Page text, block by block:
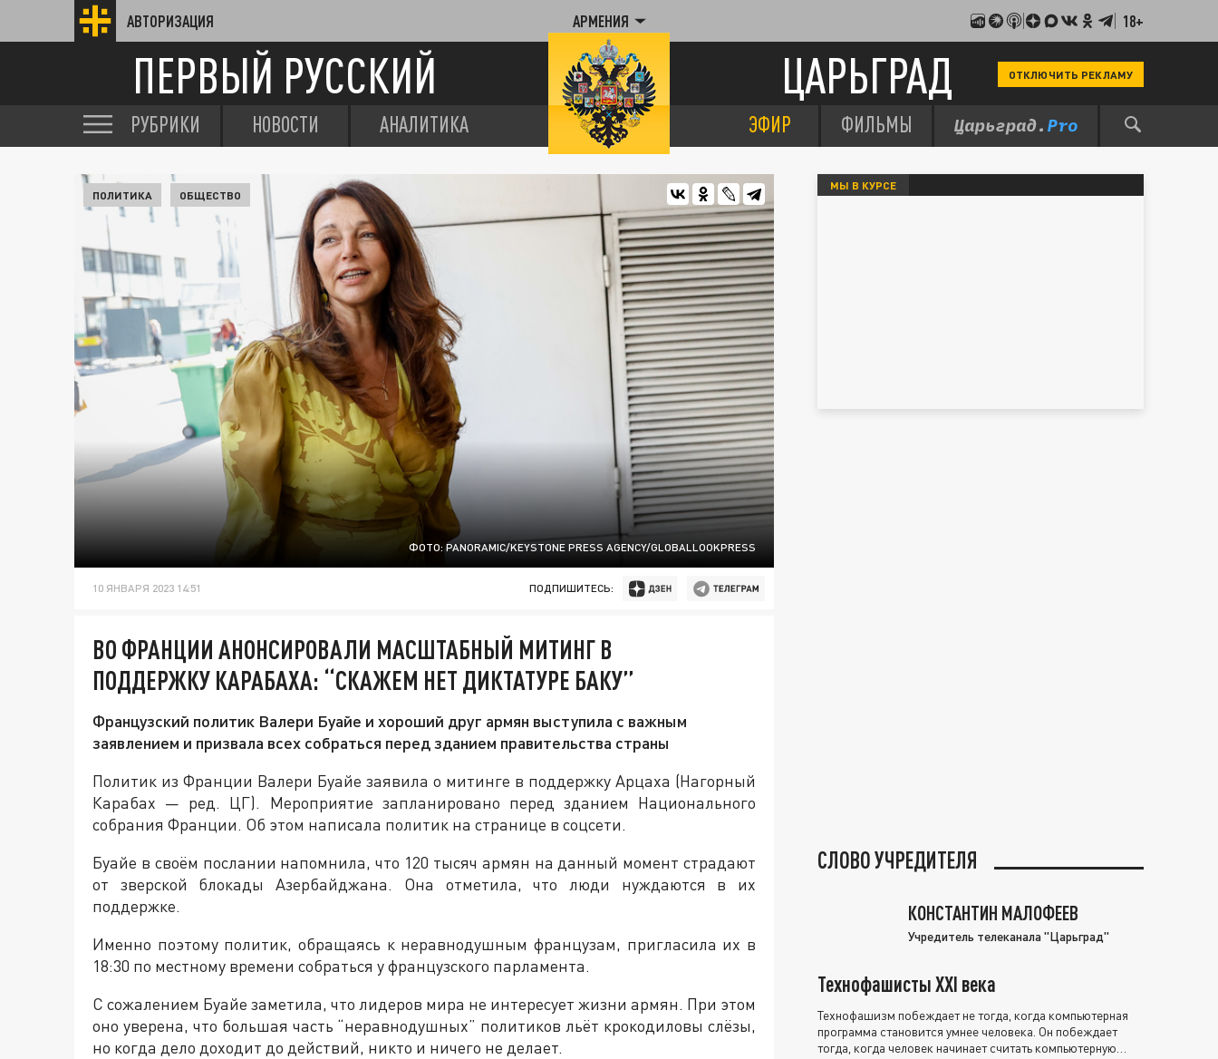
АВТОРИЗАЦИЯ АРМЕНИЯ 18+
ПЕРВЫЙ РУССКИЙ ЦАРЬГРАД ОТКЛЮЧИТЬ РЕКЛАМУ
РУБРИКИ НОВОСТИ АНАЛИТИКА ЭФИР ФИЛЬМЫ
ФОТО: PANORAMIC/KEYSTONE PRESS AGENCY/GLOBALLOOKPRESS
ПОЛИТИКА ОБЩЕСТВО
10 ЯНВАРЯ 2023 14:51 ПОДПИШИТЕСЬ:
ВО ФРАНЦИИ АНОНСИРОВАЛИ МАСШТАБНЫЙ МИТИНГ В
ПОДДЕРЖКУ КАРАБАХА: “СКАЖЕМ НЕТ ДИКТАТУРЕ БАКУ”
Французский политик Валери Буайе и хороший друг армян выступила с важным
заявлением и призвала всех собраться перед зданием правительства страны
Политик из Франции Валери Буайе заявила о митинге в поддержку Арцаха (Нагорный
Карабах — ред. ЦГ). Мероприятие запланировано перед зданием Национального
собрания Франции. Об этом написала политик на странице в соцсети.
Буайе в своём послании напомнила, что 120 тысяч армян на данный момент страдают
от зверской блокады Азербайджана. Она отметила, что люди нуждаются в их
поддержке.
Именно поэтому политик, обращаясь к неравнодушным французам, пригласила их в
18:30 по местному времени собраться у французского парламента.
С сожалением Буайе заметила, что лидеров мира не интересует жизни армян. При этом
оно уверена, что большая часть “неравнодушных” политиков льёт крокодиловы слёзы,
но когда дело доходит до действий, никто и ничего не делает.
МЫ В КУРСЕ
СЛОВО УЧРЕДИТЕЛЯ
КОНСТАНТИН МАЛОФЕЕВ
Учредитель телеканала "Царьград"
Технофашисты XXI века
Технофашизм побеждает не тогда, когда компьютерная
программа становится умнее человека. Он побеждает
тогда, когда человек начинает считать компьютерную